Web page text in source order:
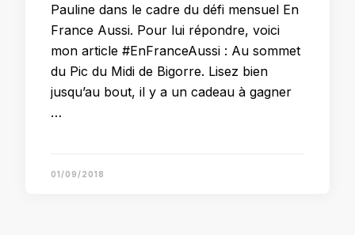
Pauline dans le cadre du défi mensuel En
France Aussi. Pour lui répondre, voici
mon article #EnFranceAussi : Au sommet
du Pic du Midi de Bigorre. Lisez bien
jusqu’au bout, il y a un cadeau à gagner
…
01/09/2018